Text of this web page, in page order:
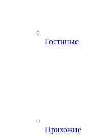
Гостиные
Прихожие